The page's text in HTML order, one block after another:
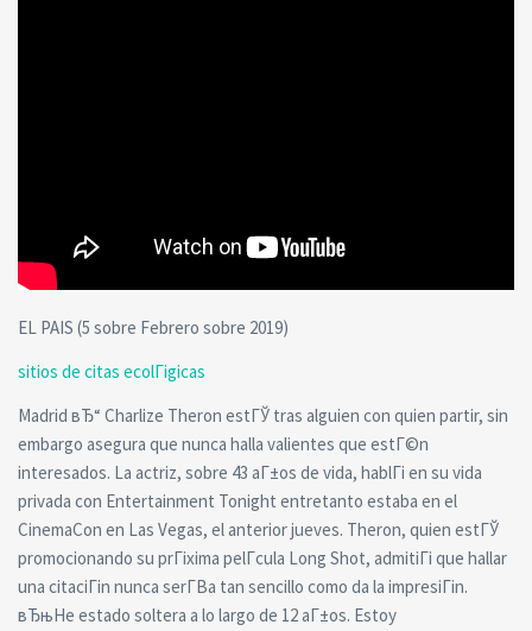
EL PAIS (5 sobre Febrero sobre 2019)
sitios de citas ecolГіgicas
Madrid вЂ“ Charlize Theron estГЎ tras alguien con quien partir, sin
embargo asegura que nunca halla valientes que estГ©n
interesados. La actriz, sobre 43 aГ±os de vida, hablГі en su vida
privada con Entertainment Tonight entretanto estaba en el
CinemaCon en Las Vegas, el anterior jueves. Theron, quien estГЎ
promocionando su prГіxima pelГ­cula Long Shot, admitiГі que hallar
una citaciГіn nunca serГ­В­a tan sencillo como da la impresiГіn.
вЂњHe estado soltera a lo largo de 12 aГ±os. Estoy